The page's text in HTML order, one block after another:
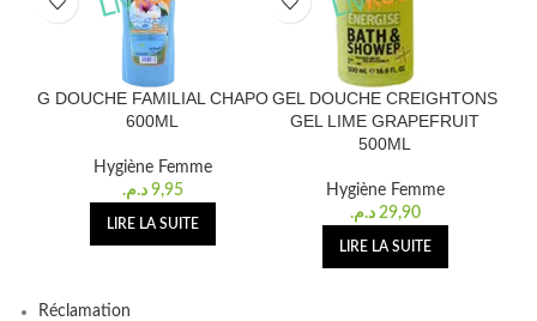
G DOUCHE FAMILIAL CHAPO
600ML
Hygiène Femme
9,95 د.م.
LIRE LA SUITE
GEL DOUCHE CREIGHTONS
GEL LIME GRAPEFRUIT
500ML
Hygiène Femme
29,90 د.م.
LIRE LA SUITE
Réclamation